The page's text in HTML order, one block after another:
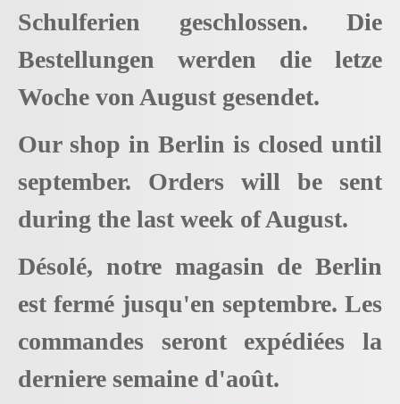
Schulferien geschlossen. Die
Bestellungen werden die letze
Woche von August gesendet.
Our shop in Berlin is closed until
september. Orders will be sent
during the last week of August.
Désolé, notre magasin de Berlin
est fermé jusqu'en septembre. Les
commandes seront expédiées la
derniere semaine d'août.